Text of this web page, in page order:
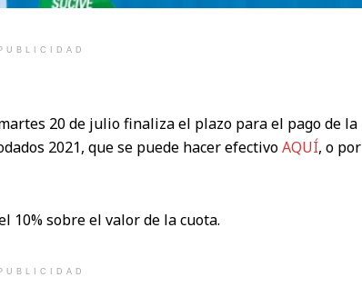
20 de julio finaliza el plazo para el pago de la
2021, que se puede hacer efectivoAQUÍ, o por
10% sobre el valor de la cuota.